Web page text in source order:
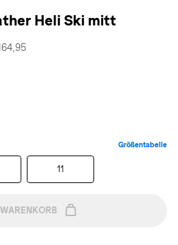
Heli Ski mitt
Größentabelle
11
WARENKORB